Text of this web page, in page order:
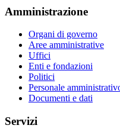
Amministrazione
Organi di governo
Aree amministrative
Uffici
Enti e fondazioni
Politici
Personale
Documenti e dati
Servizi